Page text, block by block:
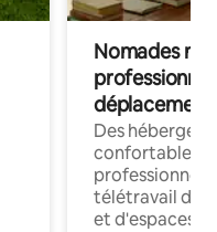
Nomades
déplacement
Des
confortables
professionnels
télétravail
et d'espaces